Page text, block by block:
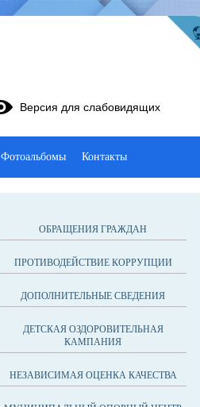
ОБРАЩЕНИЯ ГРАЖДАН
ПРОТИВОДЕЙСТВИЕ КОРРУПЦИИ
ДОПОЛНИТЕЛЬНЫЕ СВЕДЕНИЯ
ДЕТСКАЯ ОЗДОРОВИТЕЛЬНАЯ
КАМПАНИЯ
НЕЗАВИСИМАЯ ОЦЕНКА КАЧЕСТВА
Версия для слабовидящих
Фотоальбомы Контакты